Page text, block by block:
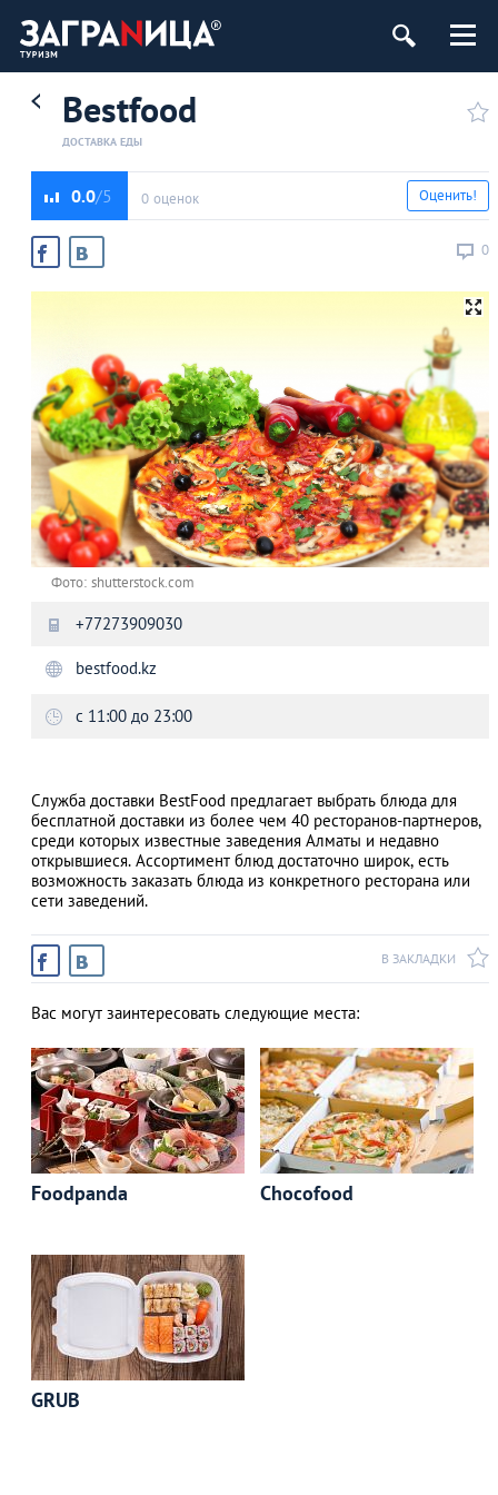
АЗАД
Bestfood
ДОСТАВКА ЕДЫ
0.0 0 оценок
0
Оценить!
Фото: shutterstock.com
+77273909030
bestfood.kz
с 11:00 до 23:00
Служба доставки BestFood предлагает выбрать блюда для
бесплатной доставки из более чем 40 ресторанов-партнеров,
среди которых известные заведения Алматы и недавно
открывшиеся. Ассортимент блюд достаточно широк, есть
возможность заказать блюда из конкретного ресторана или
сети заведений.
В ЗАКЛАДКИ
Вас могут заинтересовать следующие места:
Foodpanda Chocofood
GRUB